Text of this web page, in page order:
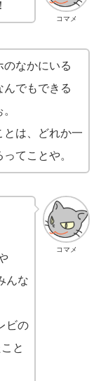
コマメ
なかにいる
でもできる
は、どれか一
てことや。
コマメ
んな
ビの
と